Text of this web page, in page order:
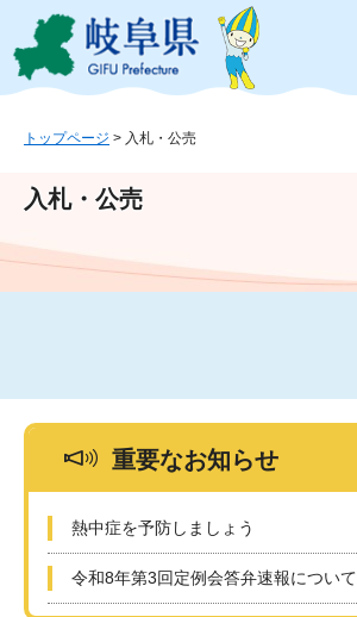
ジ
ュ
文
このページの本文へ
トップページ > 入札・公売
入札・公売
重要なお知らせ
熱中症を予防しましょう
令和8年第3回定例会答弁速報について